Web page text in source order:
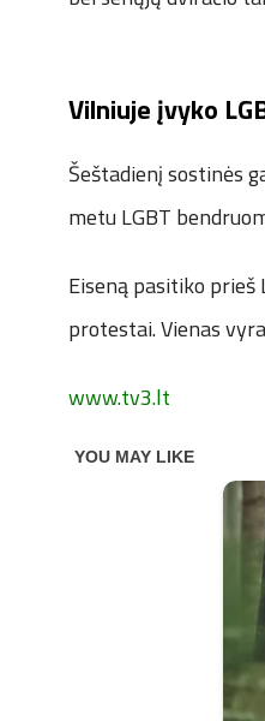
Vilniuje įvyko
Šeštadienį sostinės
metu LGBT
Eiseną pasitiko
protestai. Vienas
www.tv3.lt